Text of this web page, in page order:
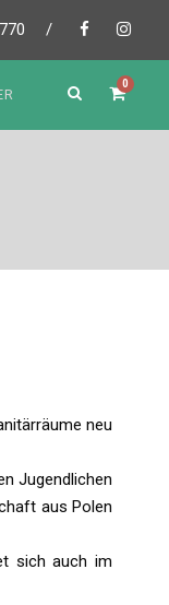
/
0
neu
Jugendlichen
aus Polen
sich auch im